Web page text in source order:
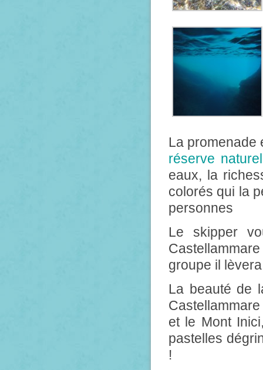
La promenade
réserve
eaux, la
colorés qui la
personnes
Le skipper
groupe il
La beauté de
et le Mont
pastelles
!